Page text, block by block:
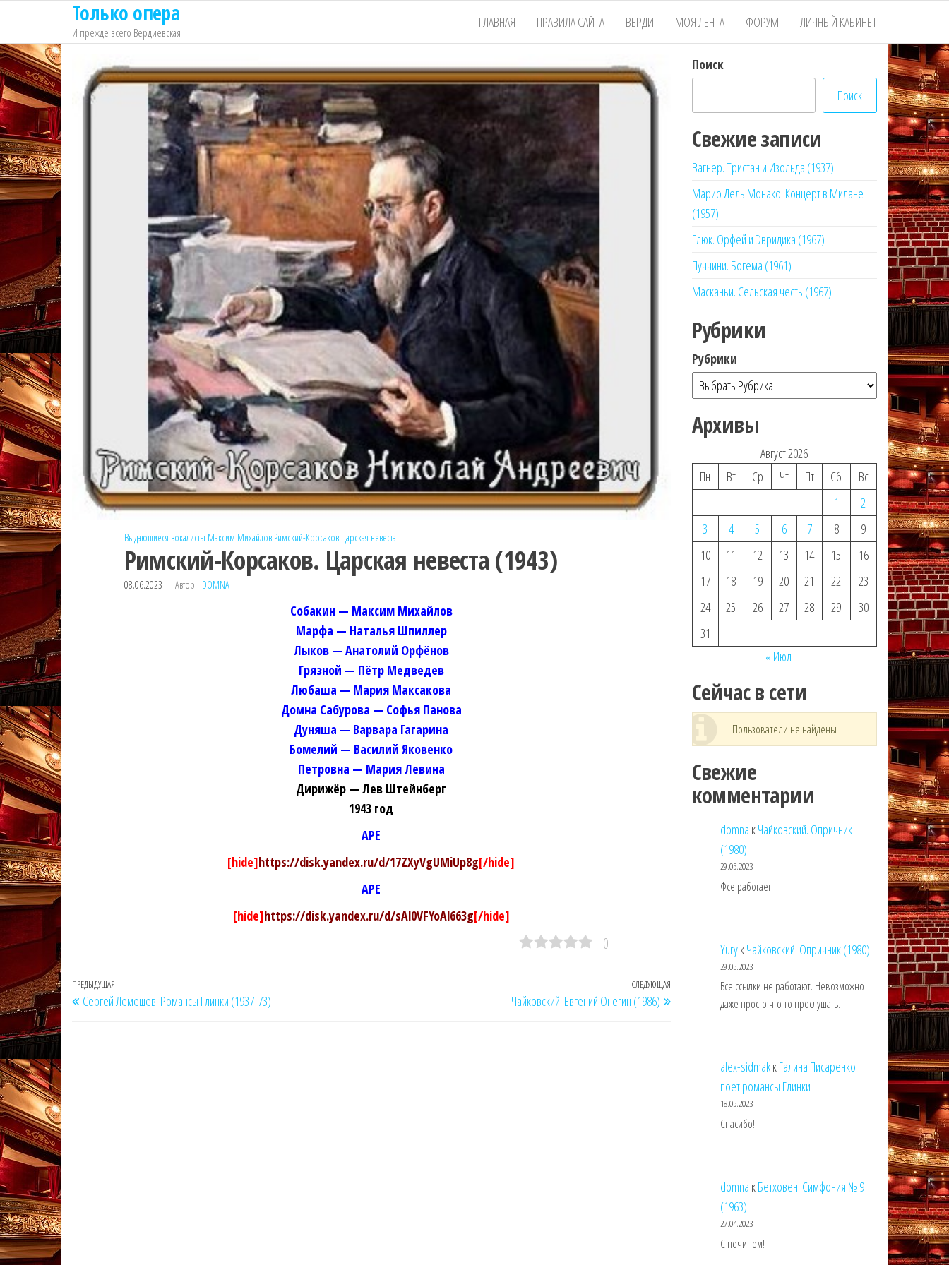
содержимому
Только опера
И прежде всего Вердиевская
ГЛАВНАЯ ПРАВИЛА САЙТА ВЕРДИ МОЯ ЛЕНТА ФОРУМ ЛИЧНЫЙ КАБИНЕТ
Выдающиеся вокалисты Максим Михайлов Римский-Корсаков Царская невеста
Римский-Корсаков. Царская невеста (1943)
08.06.2023 Автор: DOMNA
Собакин — Максим Михайлов
Марфа — Наталья Шпиллер
Лыков — Анатолий Орфёнов
Грязной — Пётр Медведев
Любаша — Мария Максакова
Домна Сабурова — Софья Панова
Дуняша — Варвара Гагарина
Бомелий — Василий Яковенко
Петровна — Мария Левина
Дирижёр — Лев Штейнберг
1943 год
APE
[hide]https://disk.yandex.ru/d/17ZXyVgUMiUp8g[/hide]
APE
[hide]https://disk.yandex.ru/d/sAl0VFYoAl663g[/hide]
0
Навигация
по
Предыдущая
запись
ПРЕДЫДУЩАЯ
Сергей Лемешев. Романсы Глинки (1937-73)
Следующая
запись
СЛЕДУЮЩАЯ
Чайковский. Евгений Онегин (1986)
Поиск
Поиск
Свежие записи
Вагнер. Тристан и Изольда (1937)
Марио Дель Монако. Концерт в Милане
(1957)
Глюк. Орфей и Эвридика (1967)
Пуччини. Богема (1961)
Масканьи. Сельская честь (1967)
Рубрики
Рубрики
Архивы
Август 2026
Пн
Вт Ср Чт Пт Сб
Вс
1
2
3
4 5 6 7 8
9
10
11 12 13 14 15
16
17
18 19 20 21 22
23
24
25 26 27 28 29
30
31
« Июл
Сейчас в сети
Пользователи не найдены
Свежие
комментарии
domna кЧайковский. Опричник
(1980)
29.05.2023
Фсе работает.
YuryкЧайковский. Опричник (1980)
29.05.2023
Все ссылки не работают. Невозможно
даже просто что-то прослушать.
alex-sidmakкГалина Писаренко
поет романсы Глинки
18.05.2023
Спасибо!
domna кБетховен. Симфония № 9
(1963)
27.04.2023
С почином!